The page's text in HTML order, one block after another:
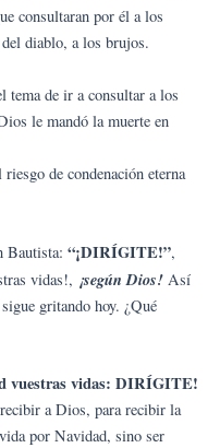
consultaran por él a los
del diablo, a los brujos.
tema de ir a consultar a los
le mandó la muerte en
de condenación eterna
Bautista: “¡DIRÍGITE!”,
vidas!, ¡según Dios! Así
gritando hoy. ¿Qué
vuestras vidas: DIRÍGITE!
a Dios, para recibir la
por Navidad, sino ser